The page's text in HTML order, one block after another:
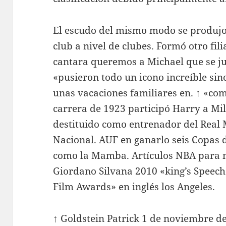
El escudo del mismo modo se
club a nivel de clubes. Formó otro
cantara queremos a Michael que se
«pusieron todo un icono increíble
unas vacaciones familiares en. ↑
carrera de 1923 participó Harry a
destituido como entrenador del Real
Nacional. AUF en ganarlo seis
como la Mamba. Artículos NBA para
Giordano Silvana 2010 «king’s
Film Awards» en inglés los Angeles.
↑ Goldstein Patrick 1 de noviembre